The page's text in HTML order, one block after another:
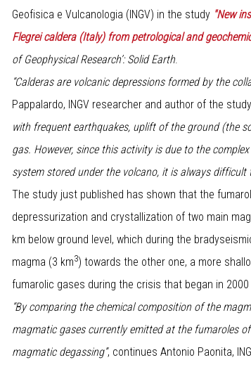
Geofisica e Vulcanologia (INGV) in the study "New
Flegrei caldera (Italy) from petrological and
of Geophysical Research’: Solid Earth.
“Calderas are volcanic depressions formed by the
Pappalardo, INGV researcher and author of the
with frequent earthquakes, uplift of the ground (the
gas. However, since this activity is due to the
system stored under the volcano, it is always
The study just published has shown that the
depressurization and crystallization of two main
km below ground level, which during the
magma (3 km3) towards the other one, a more
fumarolic gases during the crisis that began in
“By comparing the chemical composition of the
magmatic gases currently emitted at the fumaroles
magmatic degassing”, continues Antonio Paonita,